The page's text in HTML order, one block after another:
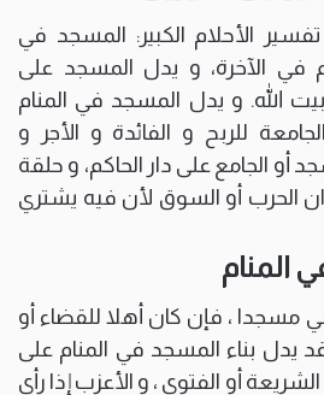
الأحلام الكبير: المسجد في
في الآخرة، و يدل المسجد على
الله. و يدل المسجد في المنام
للربح و الفائدة و الأجر و
أو الجامع على دار الحاكم، و حلقة
الحرب أو السوق لأن فيه يشتري
المنام
مسجدا ، فإن كان أهلا للقضاء أو
قد يدل بناء المسجد في المنام على
أو الفتوى ، و الأعزب إذا رأى